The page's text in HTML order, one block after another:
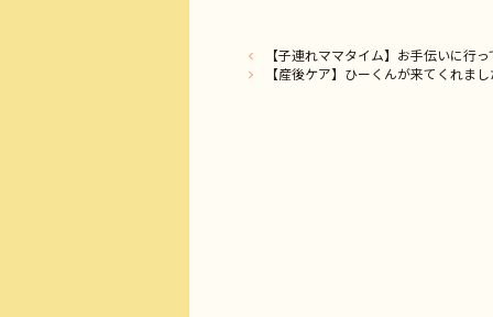
【子連れママタイム】お手伝いに行
【産後ケア】ひーくんが来てくれま